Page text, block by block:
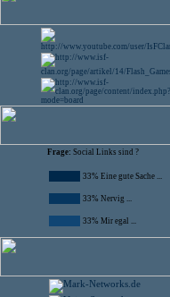
Frage: Social Links sind ?
33% Eine gute Sache ...
33% Nervig ...
33% Mir egal ...